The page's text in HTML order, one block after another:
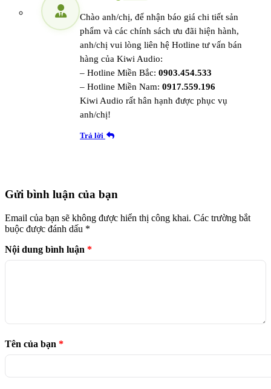
Chào anh/chị, để nhận báo giá chi tiết sản
phẩm và các chính sách ưu đãi hiện hành,
anh/chị vui lòng liên hệ Hotline tư vấn bán
hàng của Kiwi Audio:
– Hotline Miền Bắc: 0903.454.533
– Hotline Miền Nam: 0917.559.196
Kiwi Audio rất hân hạnh được phục vụ
anh/chị!
Trả lời
Gửi bình luận của bạn
Email của bạn sẽ không được hiển thị công khai. Các trường bắt
buộc được đánh dấu *
Nội dung bình luận *
Tên của bạn *